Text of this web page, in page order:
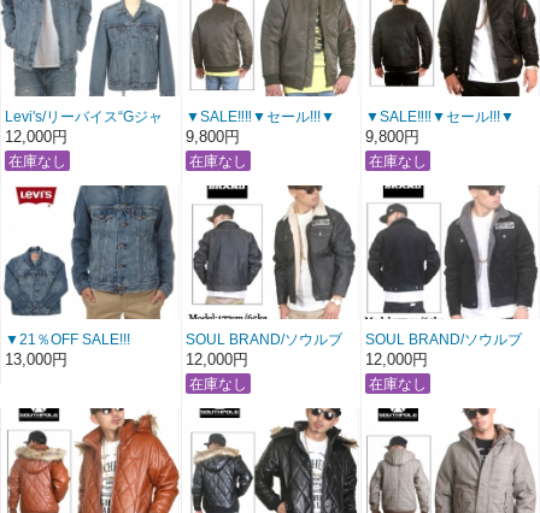
Levi's/リーバイス“Gジャ
ン”デニムジャケット 【ビ
ンテージストーンデニム
ウォッシュ】〔 アメージ
ング 服 〕
12,000円
▼SALE‼‼▼セール!!!▼
SOUTH POLE/サウスポー
ル
MA-1 ジャケット
【カーキ】
〔 アメージング 服 〕
9,800円
▼SALE‼‼▼セール!!!▼
SOUTH POLE/サウスポー
ル
MA-1 ジャケット
【ブラック】
〔 アメージング 服 〕
9,800円
▼21％OFF SALE!!!
▼Levi's/リーバイス“Gジ
デニムウォッシュ】〔 ア
メージング 服 〕
13,000円
SOUL BRAND/ソウルブ
ランド
“Gジャン” デニムジャケッ
ト（裏ボア）
【インディゴ：クリーム
〔 アメージング 通販 〕
12,000円
SOUL BRAND/ソウルブ
ランド“Gジャン” コーデュ
ロイジャケット（裏ボ
ア）【ブラック：グレー
ボア】〔 アメージング 通
販 〕
12,000円